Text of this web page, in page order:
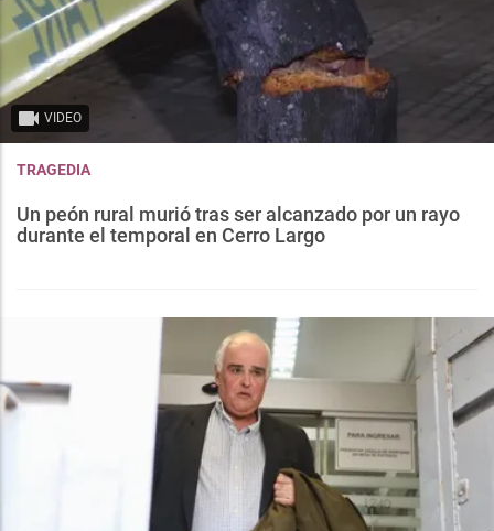
VIDEO
TRAGEDIA
Un peón rural murió tras ser alcanzado por un rayo
durante el temporal en Cerro Largo